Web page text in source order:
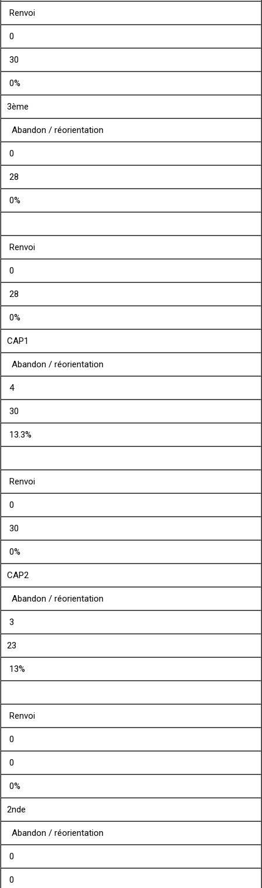
Renvoi
0
30
0%
3ème
Abandon / réorientation
0
28
0%
Renvoi
0
28
0%
CAP1
Abandon / réorientation
4
30
13.3%
Renvoi
0
30
0%
CAP2
Abandon / réorientation
3
23
13%
Renvoi
0
0
0%
2nde
Abandon / réorientation
0
0